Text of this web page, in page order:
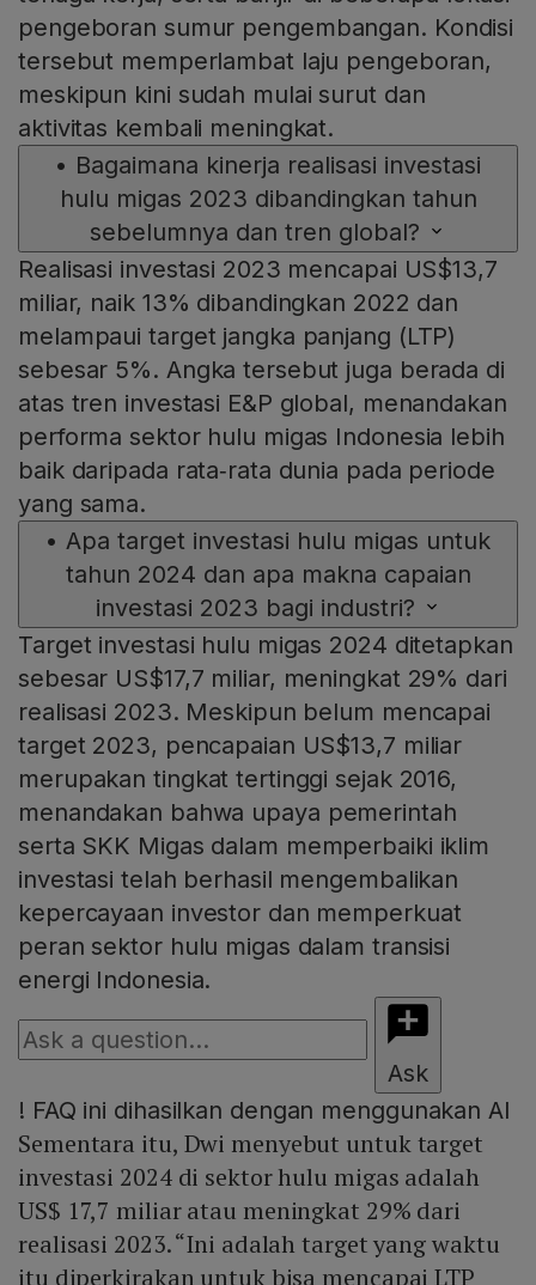
pengeboran sumur pengembangan. Kondisi
tersebut memperlambat laju pengeboran,
meskipun kini sudah mulai surut dan
aktivitas kembali meningkat.
• Bagaimana kinerja realisasi investasi
hulu migas 2023 dibandingkan tahun
sebelumnya dan tren global?
Realisasi investasi 2023 mencapai US$13,7
miliar, naik 13% dibandingkan 2022 dan
melampaui target jangka panjang (LTP)
sebesar 5%. Angka tersebut juga berada di
atas tren investasi E&P global, menandakan
performa sektor hulu migas Indonesia lebih
baik daripada rata‑rata dunia pada periode
yang sama.
• Apa target investasi hulu migas untuk
tahun 2024 dan apa makna capaian
investasi 2023 bagi industri?
Target investasi hulu migas 2024 ditetapkan
sebesar US$17,7 miliar, meningkat 29% dari
realisasi 2023. Meskipun belum mencapai
target 2023, pencapaian US$13,7 miliar
merupakan tingkat tertinggi sejak 2016,
menandakan bahwa upaya pemerintah
serta SKK Migas dalam memperbaiki iklim
investasi telah berhasil mengembalikan
kepercayaan investor dan memperkuat
peran sektor hulu migas dalam transisi
energi Indonesia.
Ask
! FAQ ini dihasilkan dengan menggunakan AI
Sementara itu, Dwi menyebut untuk target
investasi 2024 di sektor hulu migas adalah
US$ 17,7 miliar atau meningkat 29% dari
realisasi 2023. “Ini adalah target yang waktu
itu diperkirakan untuk bisa mencapai LTP